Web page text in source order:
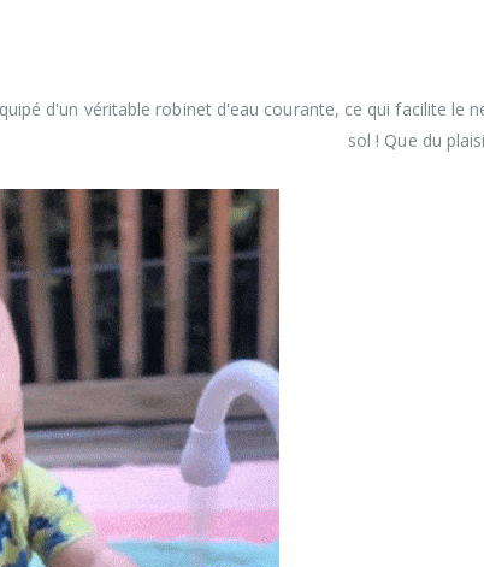
d'un véritable robinet d'eau courante, ce qui facilite le
sol ! Que du